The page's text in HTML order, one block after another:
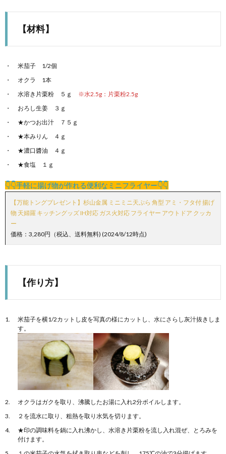
【材料】
米茄子 1/2個
オクラ 1本
水溶き片栗粉 ５ｇ ※水2.5g：片栗粉2.5g
おろし生姜 ３ｇ
★かつお出汁 ７５ｇ
★本みりん ４ｇ
★濃口醬油 ４ｇ
★食塩 １ｇ
👇👇手軽に揚げ物が作れる便利なミニフライヤー👇👇
【万能トングプレゼント】杉山金属 ミニミニ天ぷら 角型 アミ・フタ付 揚げ
物 天婦羅 キッチングッズ IH対応 ガス火対応 フライヤー アウトドア クッカ
ー
価格：3,280円（税込、送料無料) (2024/8/12時点)
【作り方】
米茄子を横1/2カットし皮を写真の様にカットし、水にさらし灰汁抜きしま
す。
オクラはガクを取り、沸騰したお湯に入れ2分ボイルします。
２を流水に取り、粗熱を取り水気を切ります。
★印の調味料を鍋に入れ沸かし、水溶き片栗粉を流し入れ混ぜ、とろみを
付けます。